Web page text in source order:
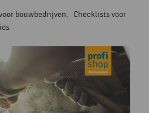
bouwbedrijven, Checklists voor